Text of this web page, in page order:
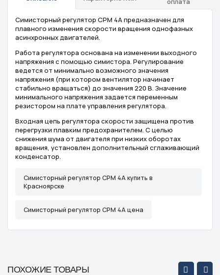
Симисторный регулятор СРМ 4А предназначен для
плавного изменения скорости вращения однофазных
асинхронных двигателей.
Работа регулятора основана на изменении выходного
напряжения с помощью симистора. Регулирование
ведется от минимально возможного значения
напряжения (при котором вентилятор начинает
стабильно вращаться) до значения 220 В. Значение
минимального напряжения задается переменным
резистором на плате управления регулятора.
Входная цепь регулятора скорости защищена против
перегрузки плавким предохранителем. С целью
снижения шума от двигателя при низких оборотах
вращения, установлен дополнительный сглаживающий
конденсатор.
Симисторный регулятор СРМ 4А купить в
Красноярске
Симисторный регулятор СРМ 4А цена
ПОХОЖИЕ ТОВАРЫ